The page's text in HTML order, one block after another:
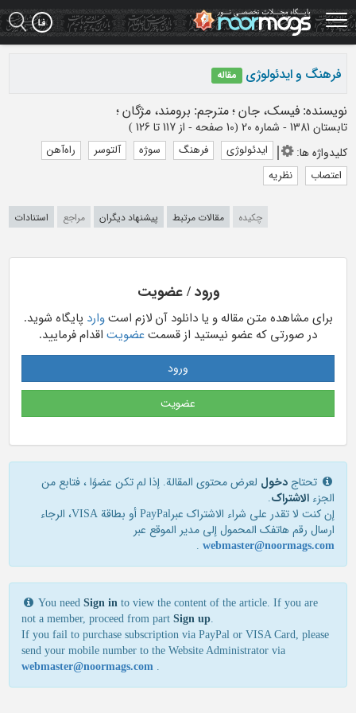
Skip
to
main
فرهنگ و ایدئولوژی مقاله
نویسنده: فیسک، جان ؛ مترجم: برومند، مژگان ؛
تابستان 1381 - شماره 20 (‎10 صفحه - از 117 تا 126 )
کلیدواژه ها: ایدئولوژی فرهنگ سوژه آلتوسر راه‌آهن
اعتصاب نظریه
چکیده مقالات مرتبط پیشنهاد دیگران مراجع استنادات
ورود / عضویت
برای مشاهده متن مقاله و یا دانلود آن لازم استوارد پایگاه شوید.
در صورتی که عضو نیستید از قسمت عضویت اقدام فرمایید.
ورود
عضویت
تحتاج دخول لعرض محتوى المقالة. إذا لم تكن عضوًا ، فتابع من
الجزء الاشتراک.
إن كنت لا تقدر علی شراء الاشتراك عبرPayPal أو بطاقة VISA، الرجاء
ارسال رقم هاتفك المحمول إلی مدير الموقع عبر
webmaster@noormags.com
.
You need Sign in to view the content of the article. If you are
not a member, proceed from part Sign up.
If you fail to purchase subscription via PayPal or VISA Card, please
send your mobile number to the Website Administrator via
webmaster@noormags.com .